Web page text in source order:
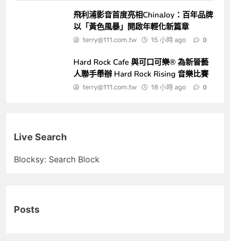
飛利浦影音首度亮相ChinaJoy：百年品牌
以「黃色風暴」開啟年輕化新篇章
terry@111.com.tw 15 小時 ago 0
Hard Rock Cafe 與可口可樂® 為新晉藝
人聯手舉辦 Hard Rock Rising 音樂比賽
terry@111.com.tw 18 小時 ago 0
Live Search
Blocksy: Search Block
Posts